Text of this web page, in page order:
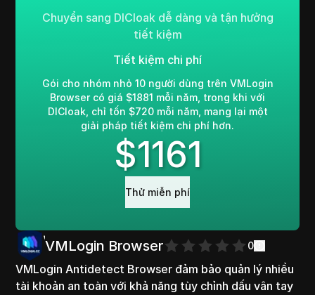
Chuyển sang DICloak dễ dàng và tận hưởng
tiết kiệm
Tiết kiệm chi phí
Gói cho nhóm nhỏ 10 người dùng trên VMLogin
Browser có giá $1881 mỗi năm, trong khi với
DICloak, chỉ tốn $720 mỗi năm, mang lại một
giải pháp tiết kiệm chi phí hơn.
$1161
Thử miễn phí
VMLogin Browser 0
VMLogin Antidetect Browser đảm bảo quản lý nhiều
tài khoản an toàn với khả năng tùy chỉnh dấu vân tay